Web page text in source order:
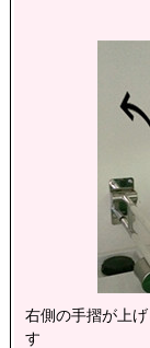
右側の手摺が上
す